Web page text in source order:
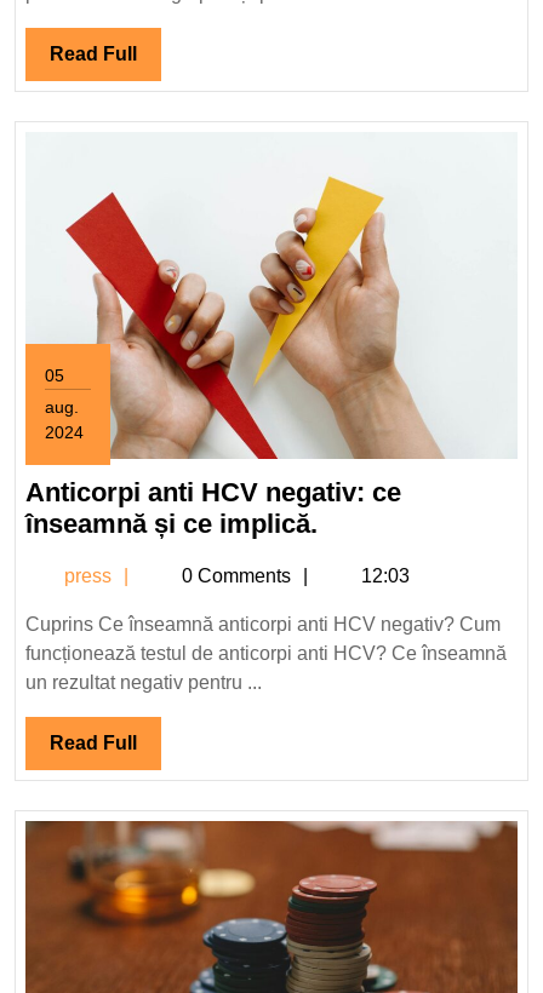
știți
Read Full Read
Full
05
aug.
2024
august
2024
Anticorpi anti HCV negativ: ce
înseamnă și ce implică.
HCV
negativ:
ce
implică.
press press0 Comments 12:03
Cuprins Ce înseamnă anticorpi anti HCV negativ? Cum
funcționează testul de anticorpi anti HCV? Ce înseamnă
un rezultat negativ pentru ...
Read Full Read
Full